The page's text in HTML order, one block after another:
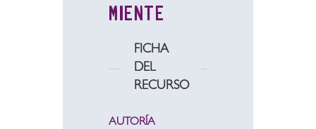
MIENTE
FICHA
DEL
RECURSO
AUTORÍA